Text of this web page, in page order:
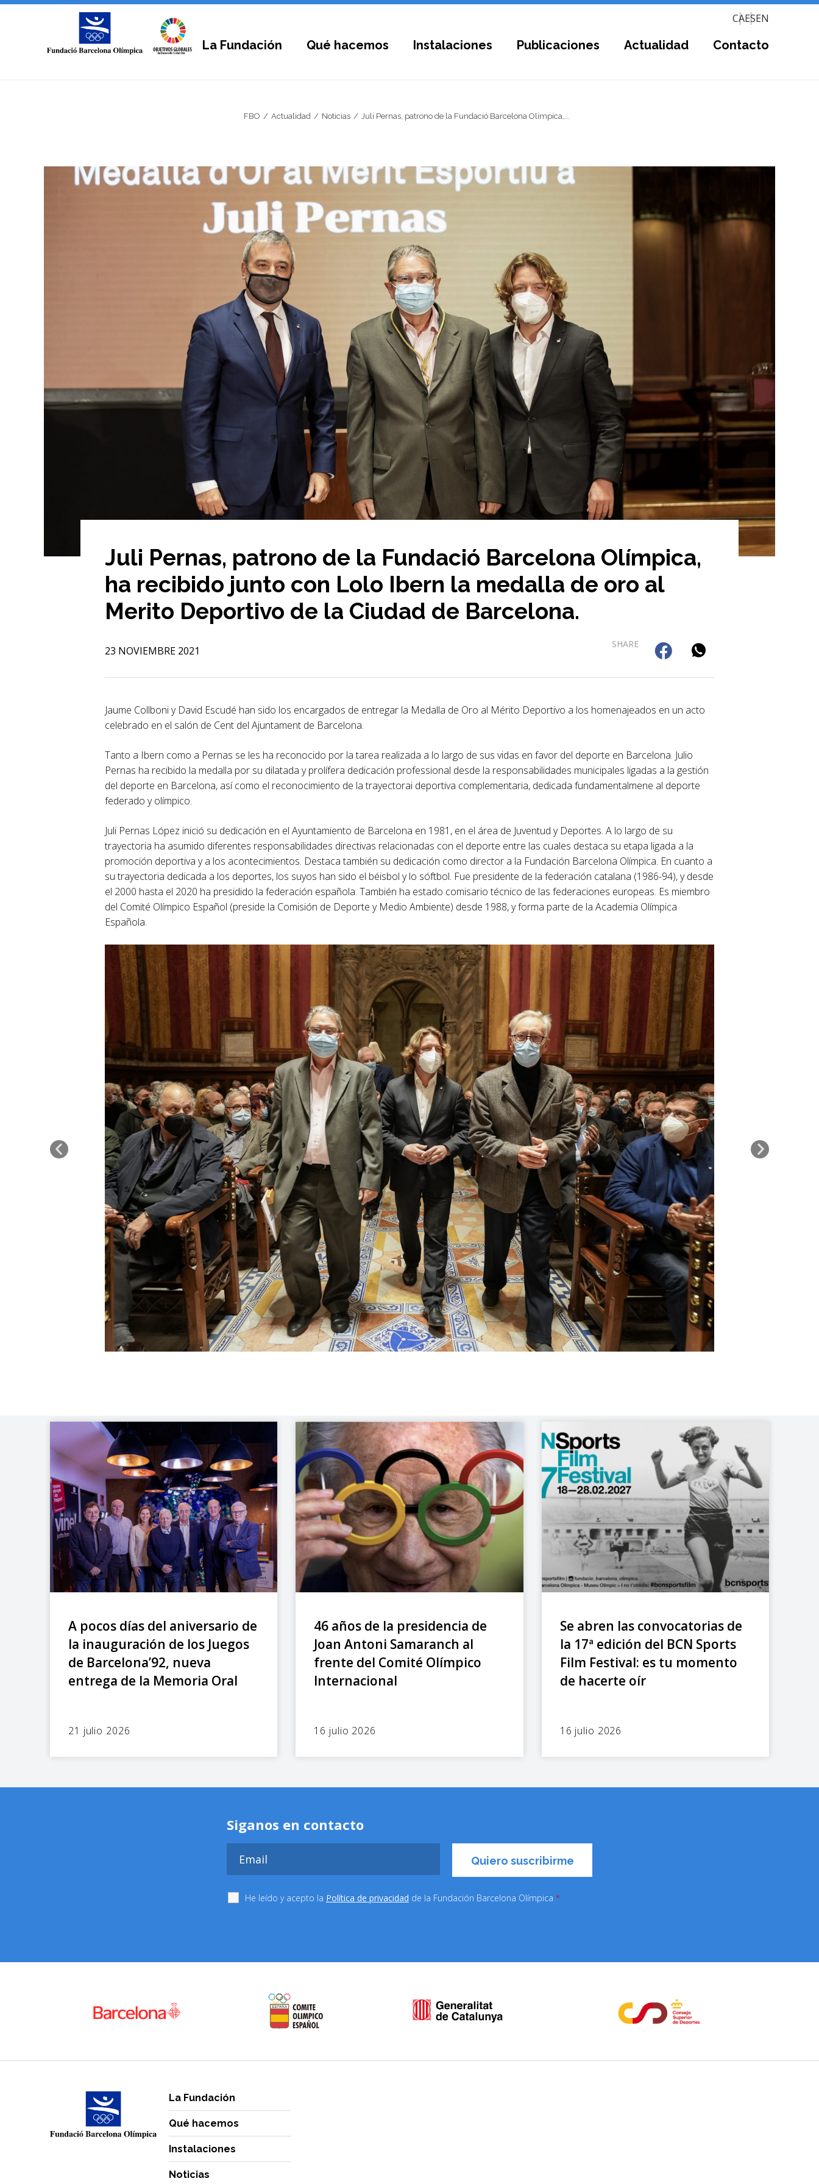
CAESEN
La Fundación Qué hacemos Instalaciones Publicaciones Actualidad Contacto
FBO Actualidad Noticias Juli Pernas, patrono de la Fundació Barcelona Olímpica,...
Juli Pernas, patrono de la Fundació Barcelona Olímpica,
ha recibido junto con Lolo Ibern la medalla de oro al
Merito Deportivo de la Ciudad de Barcelona.
23 NOVIEMBRE 2021
SHARE
Jaume Collboni y David Escudé han sido los encargados de entregar la Medalla de Oro al Mérito Deportivo a los homenajeados en un acto
celebrado en el salón de Cent del Ajuntament de Barcelona.
Tanto a Ibern como a Pernas se les ha reconocido por la tarea realizada a lo largo de sus vidas en favor del deporte en Barcelona. Julio
Pernas ha recibido la medalla por su dilatada y prolífera dedicación professional desde la responsabilidades municipales ligadas a la gestión
del deporte en Barcelona, así como el reconocimiento de la trayectorai deportiva complementaria, dedicada fundamentalmene al deporte
federado y olímpico.
Juli Pernas López inició su dedicación en el Ayuntamiento de Barcelona en 1981, en el área de Juventud y Deportes. A lo largo de su
trayectoria ha asumido diferentes responsabilidades directivas relacionadas con el deporte entre las cuales destaca su etapa ligada a la
promoción deportiva y a los acontecimientos. Destaca también su dedicación como director a la Fundación Barcelona Olímpica. En cuanto a
su trayectoria dedicada a los deportes, los suyos han sido el béisbol y lo sóftbol. Fue presidente de la federación catalana (1986-94), y desde
el 2000 hasta el 2020 ha presidido la federación española. También ha estado comisario técnico de las federaciones europeas. Es miembro
del Comité Olímpico Español (preside la Comisión de Deporte y Medio Ambiente) desde 1988, y forma parte de la Academia Olímpica
Española.
A pocos días del aniversario de
la inauguración de los Juegos
de Barcelona’92, nueva
entrega de la Memoria Oral
21 julio 2026
46 años de la presidencia de
Joan Antoni Samaranch al
frente del Comité Olímpico
Internacional
16 julio 2026
Se abren las convocatorias de
la 17ª edición del BCN Sports
Film Festival: es tu momento
de hacerte oír
16 julio 2026
Siganos en contacto
He leído y acepto la Política de privacidad de la Fundación Barcelona Olímpica *
La Fundación
Qué hacemos
Instalaciones
Noticias